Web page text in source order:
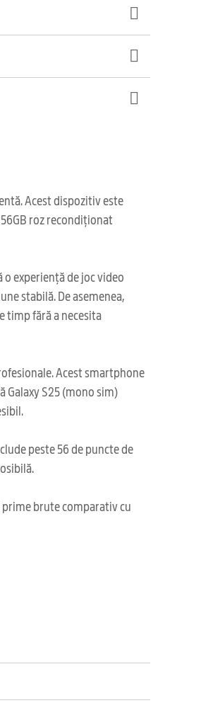
Acest dispozitiv este
roz recondiționat
experiență de joc video
stabilă. De asemenea,
timp fără a necesita
Acest smartphone
Galaxy S25 (mono sim)
peste 56 de puncte de
brute comparativ cu